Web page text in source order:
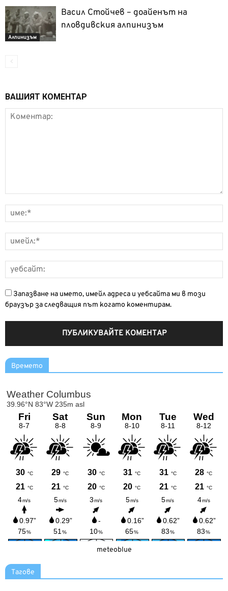
Алпинизъм
Васил Стойчев – доайенът на
пловдивския алпинизъм
ВАШИЯТ КОМЕНТАР
Запазване на името, имейл адреса и уебсайта ми в този
браузър за следващия път когато коментирам.
Времето
meteoblue
Тагове